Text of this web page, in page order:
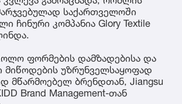
საქართველოში
ჩინური კომპანია Glory Textile
ფორმების დამზადებისა და
მიწოდების უზრუნველსაყოფად
მწარმოებელ ბრენდთან, Jiangsu
Brand Management-თან